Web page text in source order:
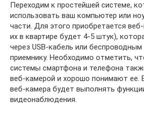
Переходим к простейшей системе,
использовать ваш компьютер или
части. Для этого приобретается
их в квартире будет 4-5 штук),
через USB-кабель или
приемнику. Необходимо отметить,
системы смартфона и телефона
веб-камерой и хорошо понимают ее.
веб-камера будет выполнять
видеонаблюдения.